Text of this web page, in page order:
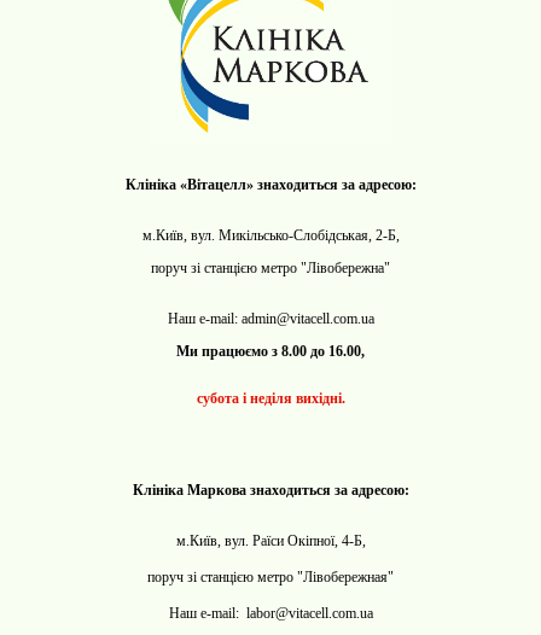
Клініка «Вітацелл» знаходиться за адресою:
м.Київ, вул. Микільсько-Слобідськая, 2-Б,
поруч зі станцією метро "Лівобережна"
Наш e-mail: admin@vitacell.com.ua
Ми працюємо з 8.00 до 16.00,
субота і неділя вихідні.
Клініка Маркова знаходиться за адресою:
м.Київ, вул. Раїси Окіпної, 4-Б,
поруч зі станцією метро "Лівобережная"
Наш e-mail: labor@vitacell.com.ua